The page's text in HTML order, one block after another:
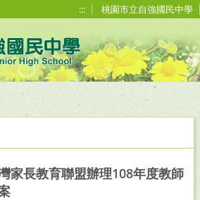
::: 桃園市立自強國民中學
家長教育聯盟辦理108年度教師